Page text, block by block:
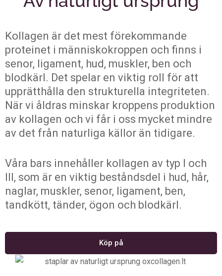
Kollagen är det mest förekommande
proteinet i människokroppen och finns i
senor, ligament, hud, muskler, ben och
blodkärl. Det spelar en viktig roll för att
upprätthålla den strukturella integriteten.
När vi åldras minskar kroppens produktion
av kollagen och vi får i oss mycket mindre
av det från naturliga källor än tidigare.
Våra bars innehåller kollagen av typ I och
III, som är en viktig beståndsdel i hud, hår,
naglar, muskler, senor, ligament, ben,
tandkött, tänder, ögon och blodkärl.
Köp på